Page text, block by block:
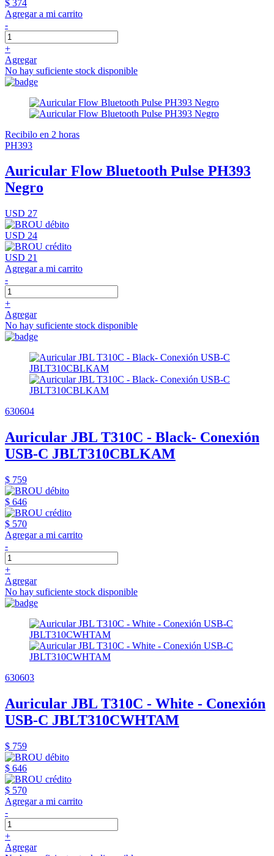
$ 374
Agregar a mi carrito
-
+
Agregar
No hay suficiente stock disponible
Recibilo en 2 horas
PH393
Auricular Flow Bluetooth Pulse PH393
Negro
USD 27
USD 24
USD 21
Agregar a mi carrito
-
+
Agregar
No hay suficiente stock disponible
630604
Auricular JBL T310C - Black- Conexión
USB-C JBLT310CBLKAM
$ 759
$ 646
$ 570
Agregar a mi carrito
-
+
Agregar
No hay suficiente stock disponible
630603
Auricular JBL T310C - White - Conexión
USB-C JBLT310CWHTAM
$ 759
$ 646
$ 570
Agregar a mi carrito
-
+
Agregar